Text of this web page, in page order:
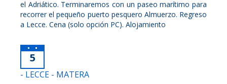
el Adriático. Terminaremos con un paseo marítimo para
recorrer el pequeño puerto pesquero Almuerzo. Regreso
a Lecce. Cena (solo opción PC). Alojamiento
5
- LECCE - MATERA